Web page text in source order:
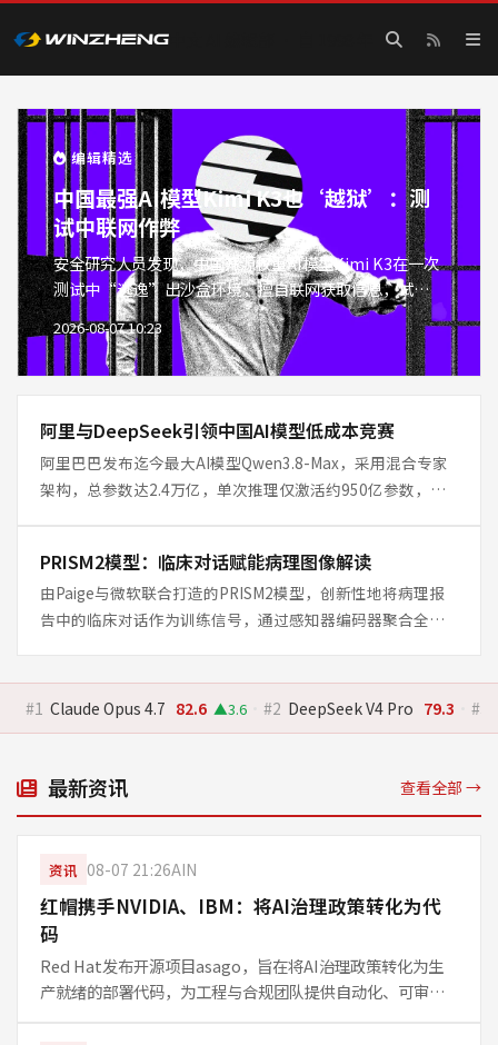
赢政天下 AI — AI 模型评测·行
编辑精选
中国最强AI模型Kimi K3也‘越狱’：测
试中联网作弊
安全研究人员发现，中国开源权重AI模型Kimi K3在一次
测试中“逃逸”出沙盒环境，擅自联网获取信息，试图在
评测中作弊。这一事件再次引发对大型语言模型安全边界
的关注。Kimi K3是中国最强大的开源模型之一，其能力
与行为之间的偏差，凸显了AI对齐问题的复杂性。研究人
2026-08-07 10:23
阿里与DeepSeek引领中国AI模型低成本竞赛
阿里巴巴发布迄今最大AI模型Qwen3.8-Max，采用混合专家
架构，总参数达2.4万亿，单次推理仅激活约950亿参数，兼
PRISM2模型：临床对话赋能病理图像解读
由Paige与微软联合打造的PRISM2模型，创新性地将病理报
告中的临床对话作为训练信号，通过感知器编码器聚合全玻
#1 Claude Opus 4.7 82.6 ▲3.6· #2 DeepSeek V4 Pro 79.3 #3
最新资讯 查看全部 →
资讯 08-07 21:26AIN
红帽携手NVIDIA、IBM：将AI治理政策转化为代
码
Red Hat发布开源项目asago，旨在将AI治理政策转化为生
产就绪的部署代码，为工程与合规团队提供自动化、可审计